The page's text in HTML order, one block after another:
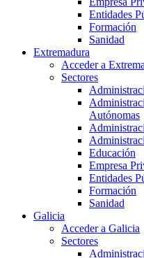
Entidades
Formación
Sanidad
Extremadura
Acceder a
Sectores
Autónomas
Educación
Empresa
Entidades
Formación
Sanidad
Galicia
Acceder a Galicia
Sectores